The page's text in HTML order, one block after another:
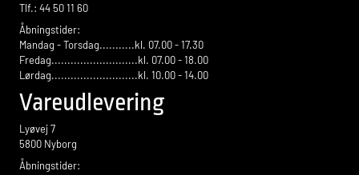
Tlf.: 44 50 11 60
Åbningstider:
Mandag - Torsdag...........kl. 07.00 - 17.30
Fredag...........................kl. 07.00 - 18.00
Lørdag...........................kl. 10.00 - 14.00
Vareudlevering
Lyøvej 7
5800 Nyborg
Åbningstider: